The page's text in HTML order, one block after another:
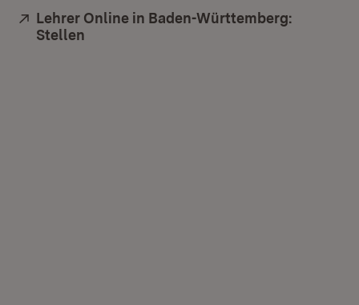
Extern:
Lehrer Online in Baden-Württemberg:
Stellen